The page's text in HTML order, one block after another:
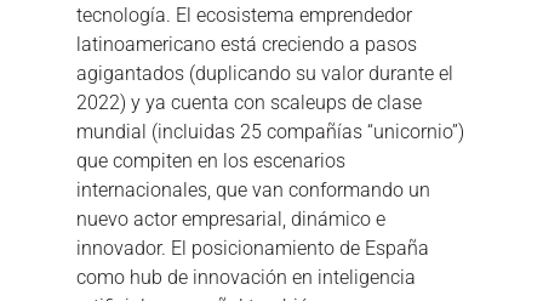
tecnología. El ecosistema emprendedor
latinoamericano está creciendo a pasos
agigantados (duplicando su valor durante el
2022) y ya cuenta con scaleups de clase
mundial (incluidas 25 compañías “unicornio”)
que compiten en los escenarios
internacionales, que van conformando un
nuevo actor empresarial, dinámico e
innovador. El posicionamiento de España
como hub de innovación en inteligencia